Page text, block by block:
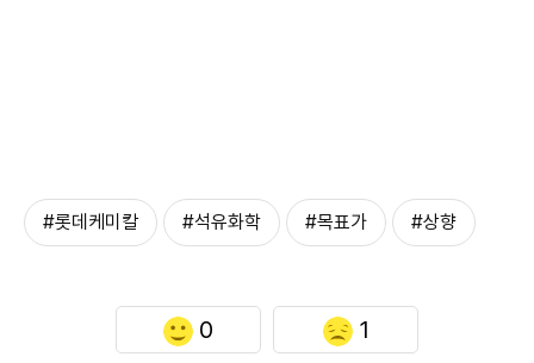
#롯데케미칼 #석유화학 #목표가 #상향
0 1